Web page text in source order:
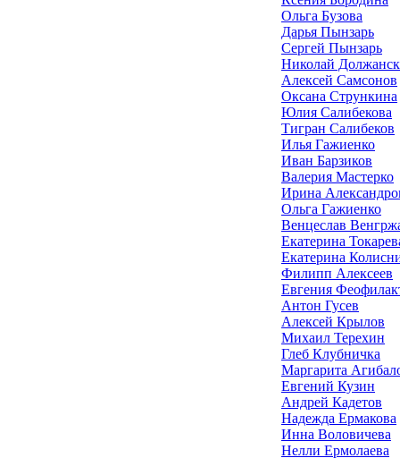
Ольга Бузова
Дарья Пынзарь
Сергей Пынзарь
Николай
Алексей Самсонов
Оксана Стрункина
Юлия Салибекова
Тигран Салибеков
Илья Гажиенко
Иван Барзиков
Валерия Мастерко
Ирина
Ольга Гажиенко
Венцеслав
Екатерина
Екатерина
Филипп Алексеев
Евгения
Антон Гусев
Алексей Крылов
Михаил Терехин
Глеб Клубничка
Маргарита
Евгений Кузин
Андрей Кадетов
Надежда Ермакова
Инна Воловичева
Нелли Ермолаева